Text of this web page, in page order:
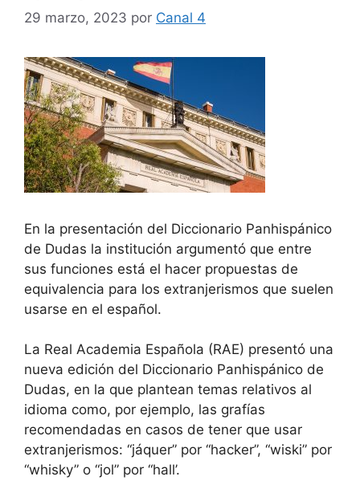
29 marzo, 2023 por Canal 4
En la presentación del Diccionario Panhispánico
de Dudas la institución argumentó que entre
sus funciones está el hacer propuestas de
equivalencia para los extranjerismos que suelen
usarse en el español.
La Real Academia Española (RAE) presentó una
nueva edición del Diccionario Panhispánico de
Dudas, en la que plantean temas relativos al
idioma como, por ejemplo, las grafías
recomendadas en casos de tener que usar
extranjerismos: “jáquer” por “hacker”, “wiski” por
“whisky” o “jol” por “hall’.